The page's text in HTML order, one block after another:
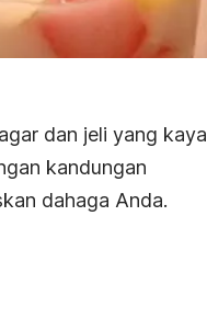
dan jeli yang kaya
kandungan
dahaga Anda.